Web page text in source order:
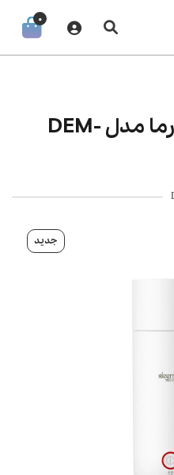
0
فلاسک قابل حمل درما مدل DEM-
جدید